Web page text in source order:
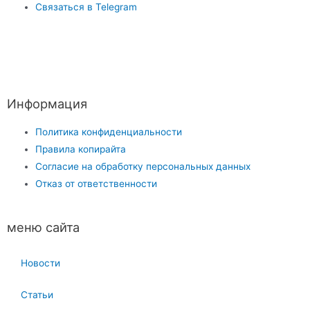
Связаться в Telegram
Информация
Политика конфиденциальности
Правила копирайта
Согласие на обработку персональных данных
Отказ от ответственности
меню сайта
Новости
Статьи